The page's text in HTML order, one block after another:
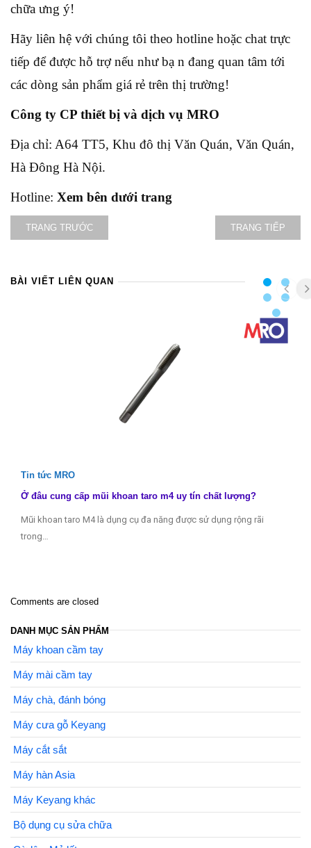
chữa ưng ý!
Hãy liên hệ với chúng tôi theo hotline hoặc chat trực
tiếp để được hỗ trợ nếu như bạ n đang quan tâm tới
các dòng sản phẩm giá rẻ trên thị trường!
Công ty CP thiết bị và dịch vụ MRO
Địa chỉ: A64 TT5, Khu đô thị Văn Quán, Văn Quán,
Hà Đông Hà Nội.
Hotline: Xem bên dưới trang
TRANG TRƯỚC TRANG TIẾP
BÀI VIẾT LIÊN QUAN
Tin tức MRO
Ở đâu cung cấp mũi khoan taro m4 uy tín chất lượng?
Mũi khoan taro M4 là dụng cụ đa năng được sử dụng rộng rãi
trong…
Comments are closed
DANH MỤC SẢN PHẨM
Máy khoan cầm tay
Máy mài cầm tay
Máy chà, đánh bóng
Máy cưa gỗ Keyang
Máy cắt sắt
Máy hàn Asia
Máy Keyang khác
Bộ dụng cụ sửa chữa